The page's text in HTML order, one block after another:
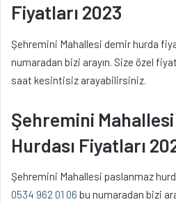
Fiyatları 2023
Şehremini Mahallesi demir hurda
numaradan bizi arayın. Size özel
saat kesintisiz arayabilirsiniz.
Şehremini
Hurdası Fiyatları
Şehremini Mahallesi paslanmaz
0534 962 01 06 bu numaradan bizi